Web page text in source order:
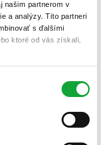
našim partnerom v
a analýzy. Títo partneri
s ďalšími
ktoré od vás získali,